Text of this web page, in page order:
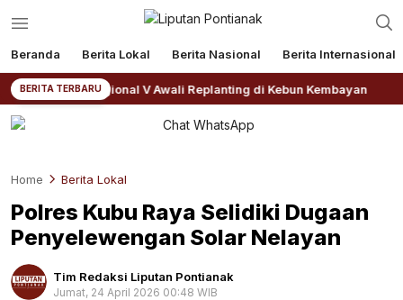
Beranda Berita Lokal Berita Nasional Berita Internasional
BERITA TERBARU
IV Regional V Awali Replanting di Kebun Kembayan
Home Berita Lokal
Polres Kubu Raya Selidiki Dugaan
Penyelewengan Solar Nelayan
Tim Redaksi Liputan Pontianak
Jumat, 24 April 2026 00:48 WIB